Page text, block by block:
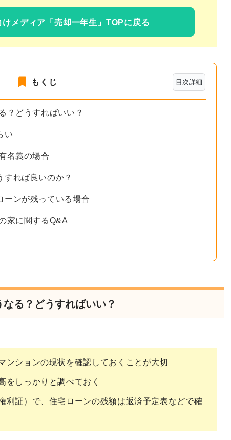
メディア 「売却一年生」TOPに戻る
目次詳細
もくじ
？どうすればいい？
い
名義の場合
れば良いのか？
ーンが残っている場合
家に関するQ&A
る？どうすればいい？
ンションの現状を確認しておくことが大切
をしっかりと調べておく
利証）で、住宅ローンの残額は返済予定表などで確